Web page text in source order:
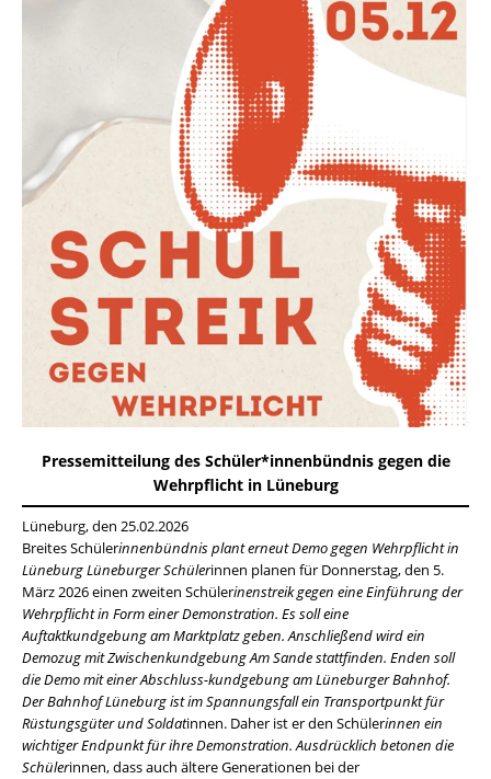
Pressemitteilung des Schüler*innenbündnis gegen die
Wehrpflicht in Lüneburg
Lüneburg, den 25.02.2026
Breites Schülerinnenbündnis plant erneut Demo gegen Wehrpflicht in
Lüneburg Lüneburger Schülerinnen planen für Donnerstag, den 5.
März 2026 einen zweiten Schülerinenstreik gegen eine Einführung der
Wehrpflicht in Form einer Demonstration. Es soll eine
Auftaktkundgebung am Marktplatz geben. Anschließend wird ein
Demozug mit Zwischenkundgebung Am Sande stattfinden. Enden soll
die Demo mit einer Abschluss-kundgebung am Lüneburger Bahnhof.
Der Bahnhof Lüneburg ist im Spannungsfall ein Transportpunkt für
Rüstungsgüter und Soldatinnen. Daher ist er den Schülerinnen ein
wichtiger Endpunkt für ihre Demonstration. Ausdrücklich betonen die
Schülerinnen, dass auch ältere Generationen bei der